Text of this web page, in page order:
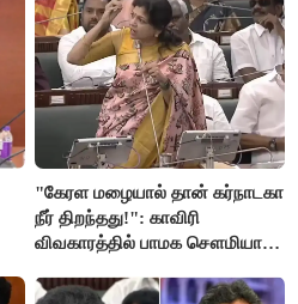
"கேரள மழையால் தான் கர்நாடகா
நீர் திறந்தது!": காவிரி
விவகாரத்தில் பாமக சௌமியா